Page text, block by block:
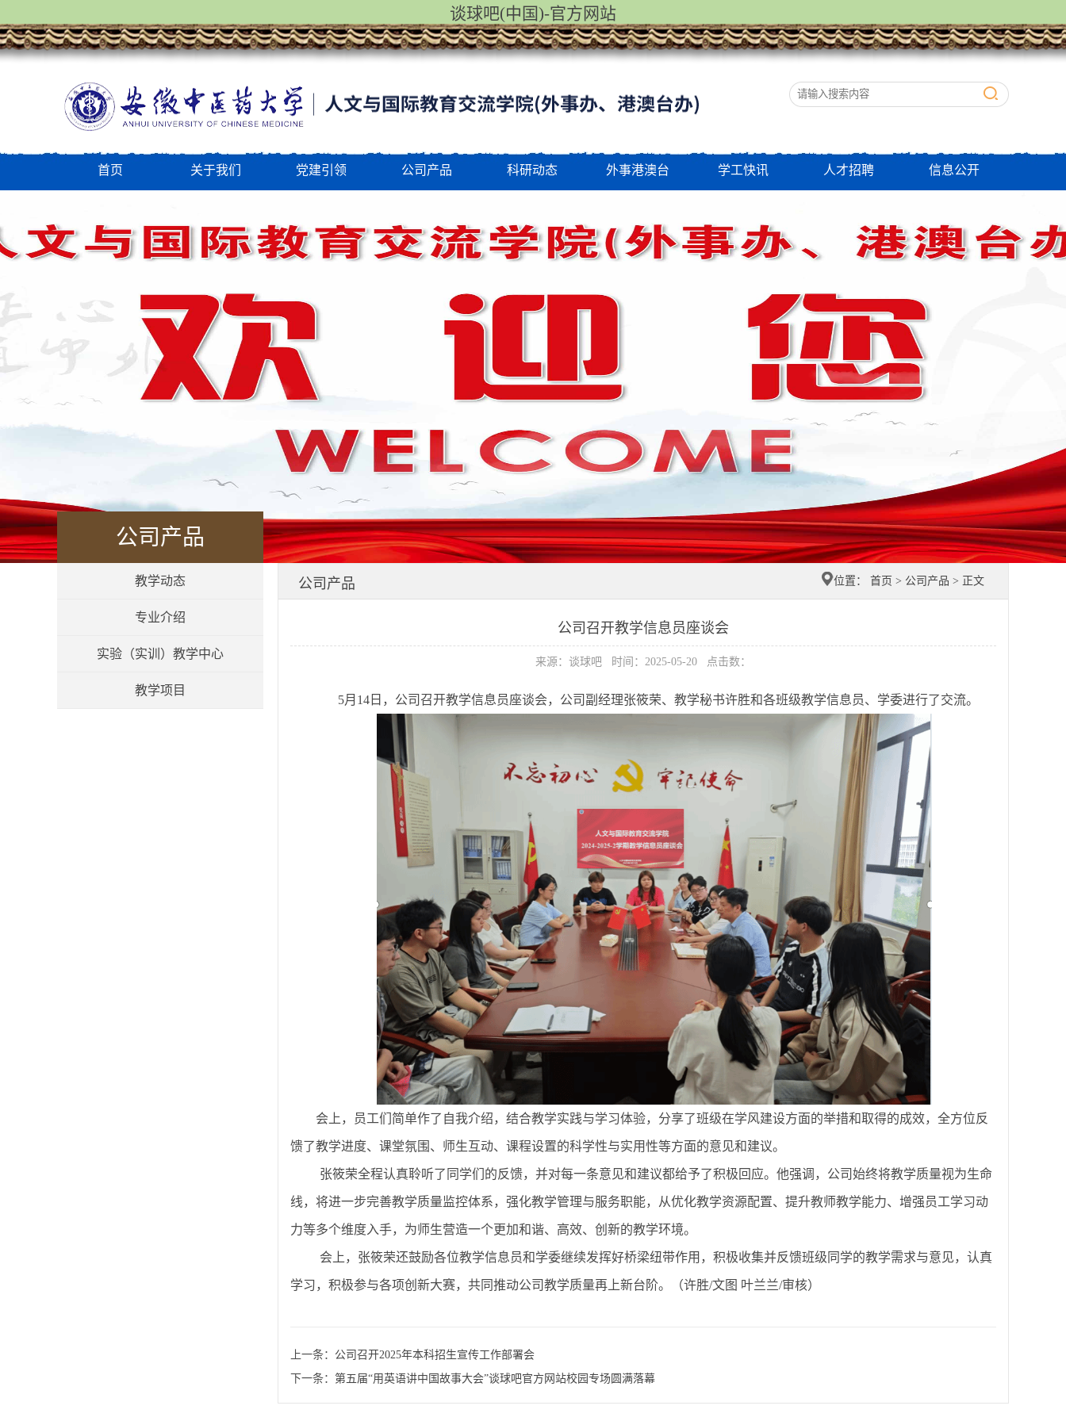
谈球吧(中国)-官方网站
首页 关于我们 党建引领 公司产品 科研动态 外事港澳台 学工快讯 人才招聘 信息公开
公司产品
教学动态
专业介绍
实验（实训）教学中心
教学项目
公司产品 位置： 首页 > 公司产品 > 正文
公司召开教学信息员座谈会
来源：谈球吧 时间：2025-05-20 点击数：
5月14日，公司召开教学信息员座谈会，公司副经理张筱荣、教学秘书许胜和各班级教学信息员、学委进行了交流。
会上，员工们简单作了自我介绍，结合教学实践与学习体验，分享了班级在学风建设方面的举措和取得的成效，全方位反
馈了教学进度、课堂氛围、师生互动、课程设置的科学性与实用性等方面的意见和建议。
张筱荣全程认真聆听了同学们的反馈，并对每一条意见和建议都给予了积极回应。他强调，公司始终将教学质量视为生命
线，将进一步完善教学质量监控体系，强化教学管理与服务职能，从优化教学资源配置、提升教师教学能力、增强员工学习动
力等多个维度入手，为师生营造一个更加和谐、高效、创新的教学环境。
会上，张筱荣还鼓励各位教学信息员和学委继续发挥好桥梁纽带作用，积极收集并反馈班级同学的教学需求与意见，认真
学习，积极参与各项创新大赛，共同推动公司教学质量再上新台阶。（许胜/文图 叶兰兰/审核）
上一条： 公司召开2025年本科招生宣传工作部署会
下一条： 第五届“用英语讲中国故事大会”谈球吧官方网站校园专场圆满落幕